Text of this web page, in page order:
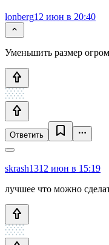
lonberg12 июн в 20:40
Уменьшить размер
Ответить
skrash1312 июн в 15:19
лучшее что можно